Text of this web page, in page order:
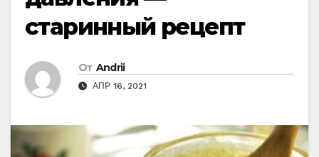
старинный рецепт
От Andrii
АПР 16, 2021